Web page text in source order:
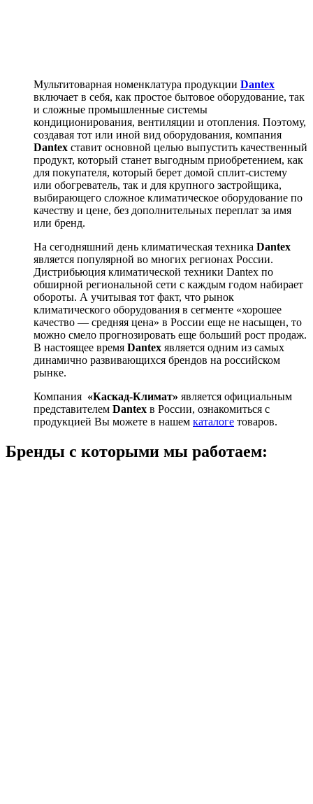
Мультитоварная номенклатура продукции Dantex
включает в себя, как простое бытовое оборудование, так
и сложные промышленные системы
кондиционирования, вентиляции и отопления. Поэтому,
создавая тот или иной вид оборудования, компания
Dantex ставит основной целью выпустить качественный
продукт, который станет выгодным приобретением, как
для покупателя, который берет домой сплит-систему
или обогреватель, так и для крупного застройщика,
выбирающего сложное климатическое оборудование по
качеству и цене, без дополнительных переплат за имя
или бренд.
На сегодняшний день климатическая техника Dantex
является популярной во многих регионах России.
Дистрибьюция климатической техники Dantex по
обширной региональной сети с каждым годом набирает
обороты. А учитывая тот факт, что рынок
климатического оборудования в сегменте «хорошее
качество — средняя цена» в России еще не насыщен, то
можно смело прогнозировать еще больший рост продаж.
В настоящее время Dantex является одним из самых
динамично развивающихся брендов на российском
рынке.
Компания «Каскад-Климат» является официальным
представителем Dantex в России, ознакомиться с
продукцией Вы можете в нашем каталоге товаров.
Бренды с которыми мы работаем: